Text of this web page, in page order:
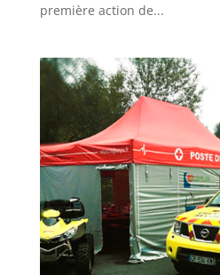
première action de...